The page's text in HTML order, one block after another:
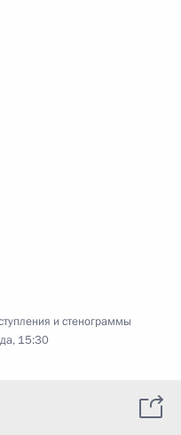
и стенограммы
15:30